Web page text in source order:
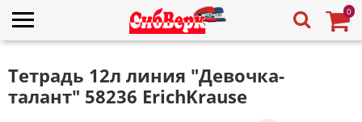
0
Тетрадь 12л линия "Девочка-
талант" 58236 ErichKrause